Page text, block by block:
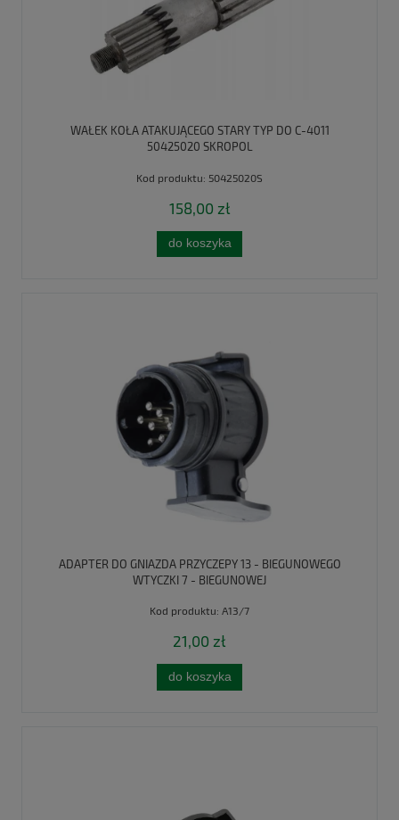
WAŁEK KOŁA ATAKUJĄCEGO STARY TYP DO C-4011
50425020 SKROPOL
Kod produktu: 50425020S
158,00 zł
do koszyka
ADAPTER DO GNIAZDA PRZYCZEPY 13 - BIEGUNOWEGO
WTYCZKI 7 - BIEGUNOWEJ
Kod produktu: A13/7
21,00 zł
do koszyka